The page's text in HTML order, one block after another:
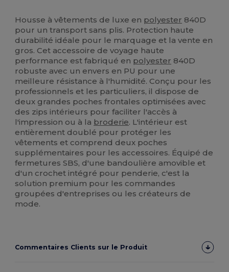
Housse à vêtements de luxe en polyester 840D
pour un transport sans plis. Protection haute
durabilité idéale pour le marquage et la vente en
gros. Cet accessoire de voyage haute
performance est fabriqué en polyester 840D
robuste avec un envers en PU pour une
meilleure résistance à l'humidité. Conçu pour les
professionnels et les particuliers, il dispose de
deux grandes poches frontales optimisées avec
des zips intérieurs pour faciliter l'accès à
l'impression ou à la broderie. L'intérieur est
entièrement doublé pour protéger les
vêtements et comprend deux poches
supplémentaires pour les accessoires. Équipé de
fermetures SBS, d'une bandoulière amovible et
d'un crochet intégré pour penderie, c'est la
solution premium pour les commandes
groupées d'entreprises ou les créateurs de
mode.
Commentaires Clients sur le Produit